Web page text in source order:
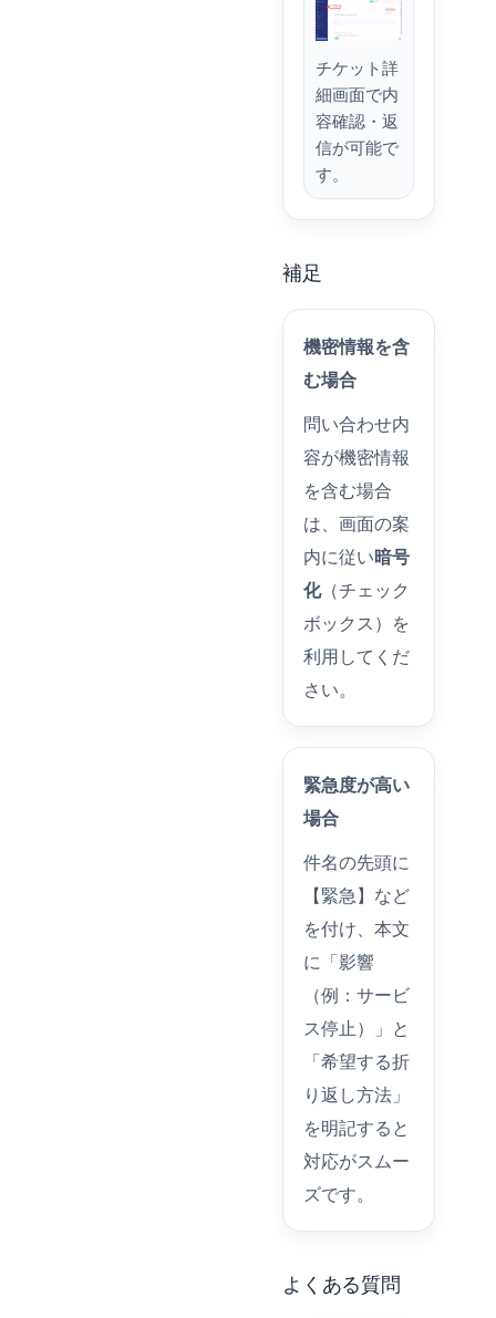
チケット詳
細画面で内
容確認・返
信が可能で
す。
補足
機密情報を含
む場合
問い合わせ内
容が機密情報
を含む場合
は、画面の案
内に従い暗号
化（チェック
ボックス）を
利用してくだ
さい。
緊急度が高い
場合
件名の先頭に
【緊急】など
を付け、本文
に「影響
（例：サービ
ス停止）」と
「希望する折
り返し方法」
を明記すると
対応がスムー
ズです。
よくある質問